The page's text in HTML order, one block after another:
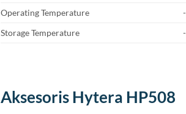
Operating Temperature
Storage Temperature
Aksesoris Hytera HP508